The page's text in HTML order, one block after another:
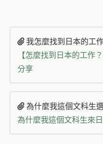
我怎麼找到日本的工
【怎麼找到日本的工作
分享
為什麼我這個文科生
為什麼我這個文科生來